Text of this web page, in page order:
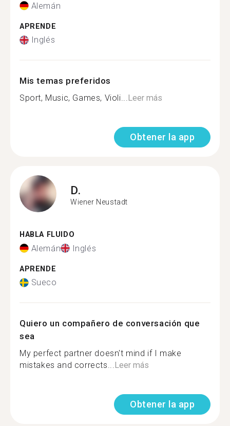
Alemán
APRENDE
Inglés
Mis temas preferidos
Sport, Music, Games, Violi...Leer más
Obtener la app
D.
Wiener Neustadt
HABLA FLUIDO
Alemán Inglés
APRENDE
Sueco
Quiero un compañero de conversación que
sea
My perfect partner doesn't mind if I make
mistakes and corrects...Leer más
Obtener la app